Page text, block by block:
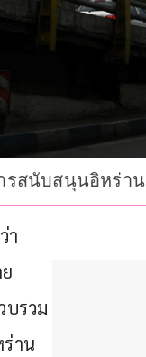
รสนับสนุนอิหร่าน
า
บรวม
าน